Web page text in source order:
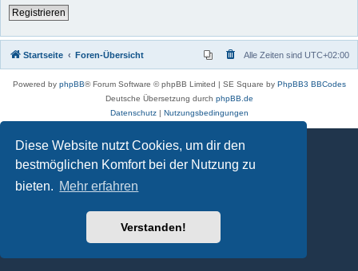
Diese Website nutzt Cookies, um dir den
bestmöglichen Komfort bei der Nutzung zu
bieten. Mehr erfahren
Verstanden!
Registrieren
Startseite Foren-Übersicht Alle Zeiten sind UTC+02:00
Powered by phpBB® Forum Software © phpBB Limited | SE Square by PhpBB3 BBCodes
Deutsche Übersetzung durch phpBB.de
Datenschutz| Nutzungsbedingungen